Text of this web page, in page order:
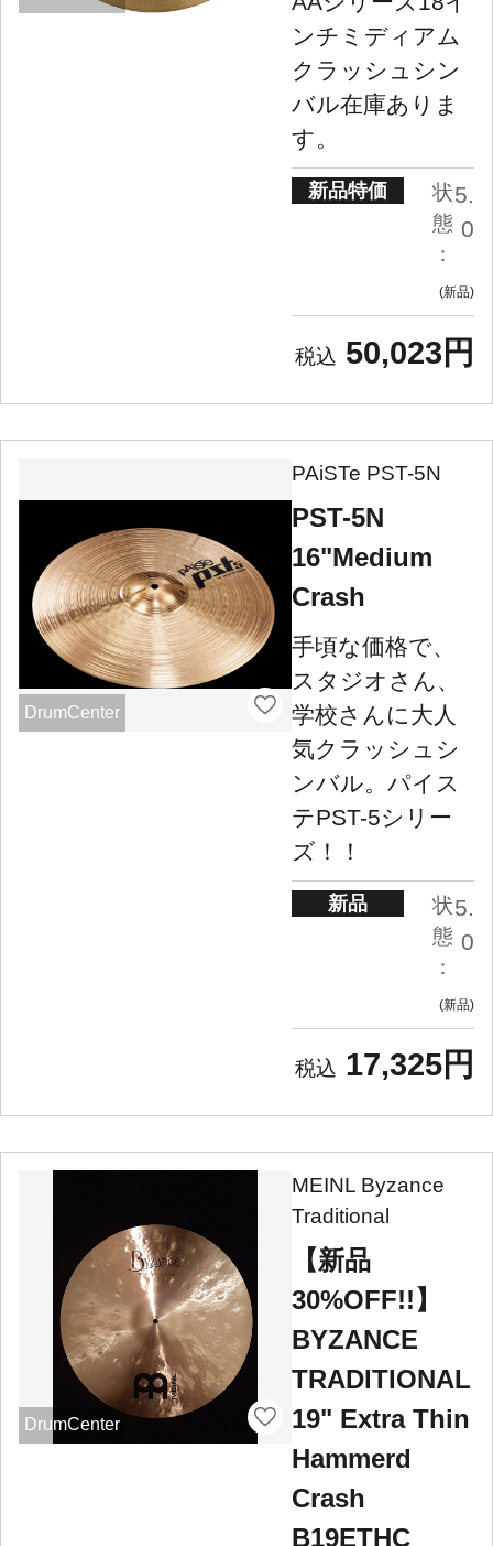
ンチミディアム
クラッシュシン
バル在庫ありま
す。
新品特価
状
態
：
5.
0
新品
50,023円
DrumCenter
PAiSTe PST-5N
PST-5N
16"Medium
Crash
手頃な価格で、
スタジオさん、
学校さんに大人
気クラッシュシ
ンバル。パイス
テPST-5シリー
ズ！！
新品
状
態
：
5.
0
新品
17,325円
DrumCenter
MEINL Byzance
Traditional
【新品
30%OFF!!】
BYZANCE
TRADITIONAL
19" Extra Thin
Hammerd
Crash
B19ETHC